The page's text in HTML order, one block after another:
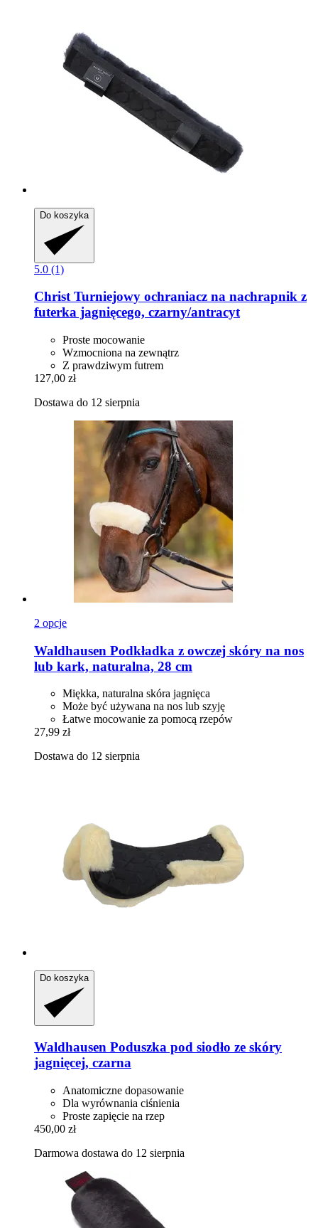
Do koszyka
5.0 (1)
ChristTurniejowy ochraniacz na nachrapnik z
futerka jagnięcego, czarny/antracyt
Proste mocowanie
Wzmocniona na zewnątrz
Z prawdziwym futrem
127,00 zł
Dostawa do 12 sierpnia
2 opcje
Waldhausen Podkładka z owczej skóry na nos
lub kark, naturalna, 28 cm
Miękka, naturalna skóra jagnięca
Może być używana na nos lub szyję
Łatwe mocowanie za pomocą rzepów
27,99 zł
Dostawa do 12 sierpnia
Do koszyka
Waldhausen Poduszka pod siodło ze skóry
jagnięcej, czarna
Anatomiczne dopasowanie
Dla wyrównania ciśnienia
Proste zapięcie na rzep
450,00 zł
Darmowa dostawa do 12 sierpnia